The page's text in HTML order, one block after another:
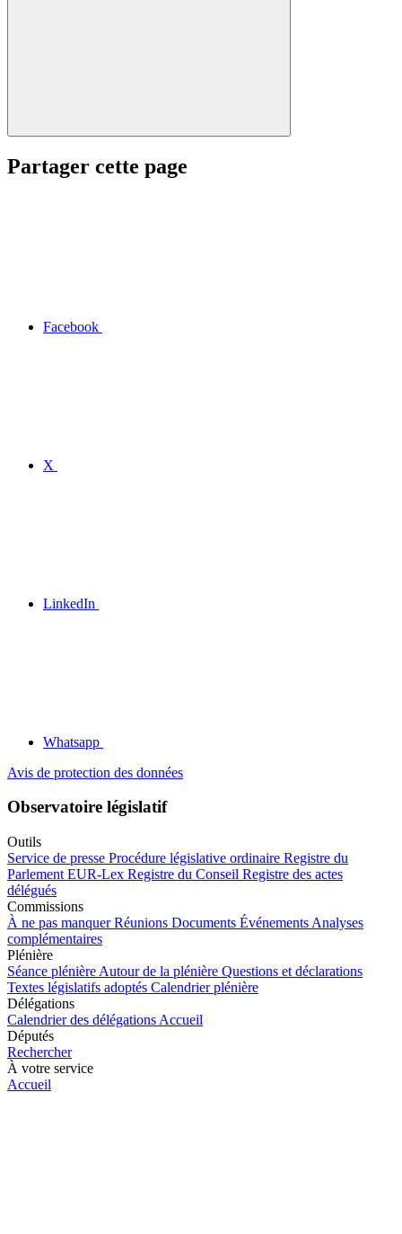
Partager cette page
Facebook
X
LinkedIn
Whatsapp
Avis de protection des données
Observatoire législatif
Outils
Service de presse Procédure législative ordinaire Registre du
Parlement EUR-Lex Registre du Conseil Registre des actes
délégués
Commissions
À ne pas manquer Réunions Documents Événements Analyses
complémentaires
Plénière
Séance plénière Autour de la plénière Questions et déclarations
Textes législatifs adoptés Calendrier plénière
Délégations
Calendrier des délégations Accueil
Députés
Rechercher
À votre service
Accueil